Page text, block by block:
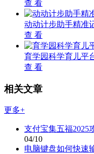
查 看
动动计步助手精准
查 看
育学园科学育儿平
查 看
相关文章
更多+
支付宝集五福2025
04/10
电脑键盘如何快速